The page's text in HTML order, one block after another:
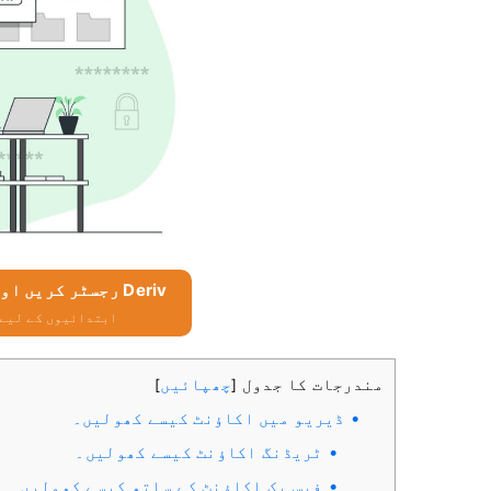
Deriv رجسٹر کریں اور مفت $10,000 حاصل کریں۔
ابتدائیوں کے لیے $10,000 مفت حاصل
مندرجات کا جدول [چھپائیں]
ڈیریو میں اکاؤنٹ کیسے کھولیں۔
ٹریڈنگ اکاؤنٹ کیسے کھولیں۔
فیس بک اکاؤنٹ کے ساتھ کیسے کھولیں۔